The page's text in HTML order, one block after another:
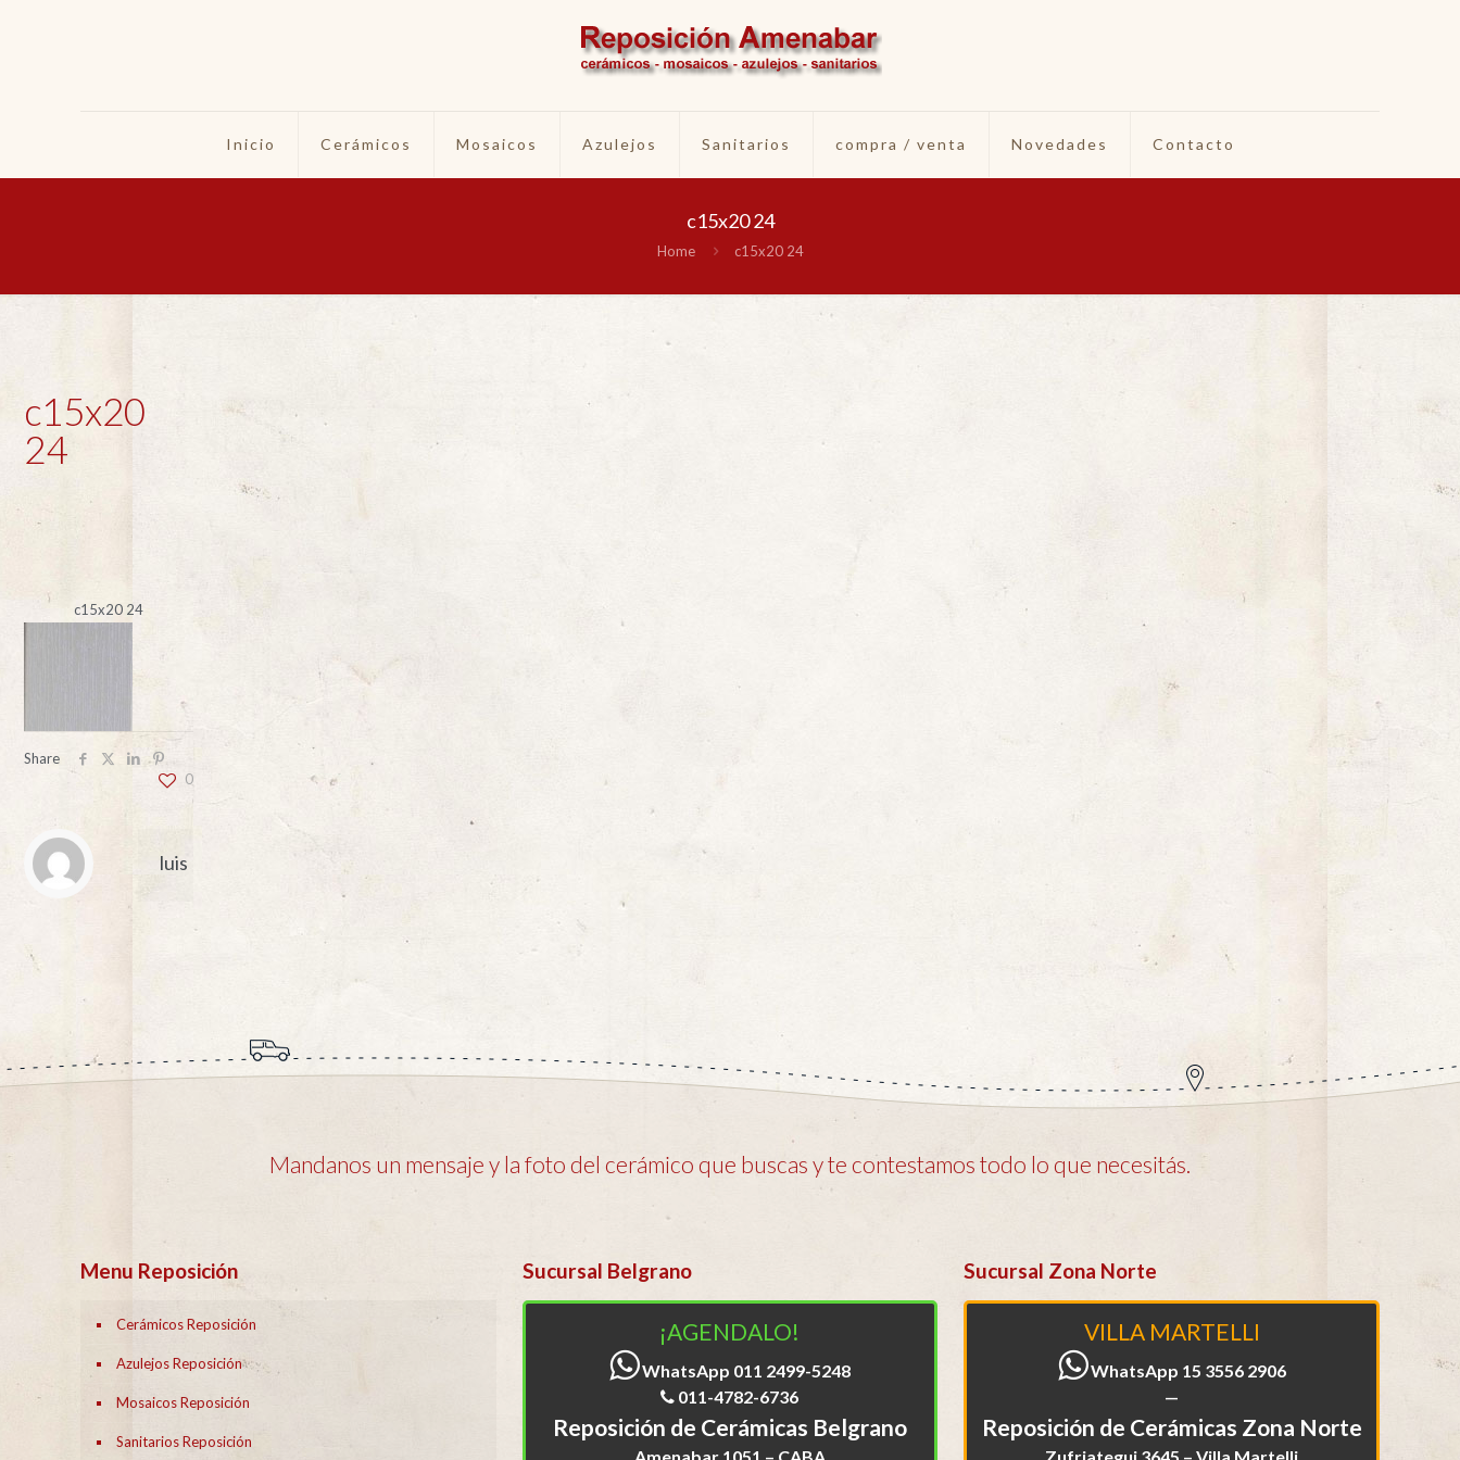
Inicio Cerámicos Mosaicos Azulejos Sanitarios compra / venta Novedades Contacto
c15x20 24
Home c15x20 24
c15x20
24
c15x20 24
Share
0
luis
Mandanos un mensaje y la foto del cerámico que buscas y te contestamos todo lo que necesitás.
Menu Reposición
Cerámicos Reposición
Azulejos Reposición
Mosaicos Reposición
Sanitarios Reposición
Sucursal Belgrano
¡AGENDALO!
WhatsApp 011 2499-5248
011-4782-6736
Reposición de Cerámicas Belgrano
Sucursal Zona Norte
VILLA MARTELLI
WhatsApp 15 3556 2906
—
Reposición de Cerámicas Zona Norte